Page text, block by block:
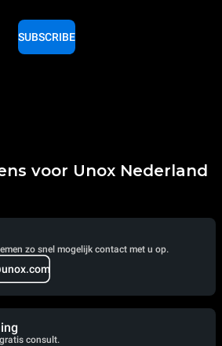
SUBSCRIBE
voor Unox Nederland
zo snel mogelijk contact met u op.
consult.